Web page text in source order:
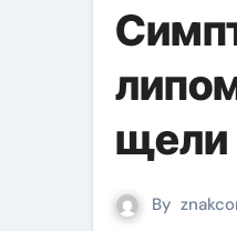
щели
By